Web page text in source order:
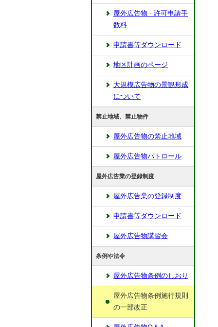
屋外広告物 - 許可申請手
数料
申請書等ダウンロード
地区計画のページ
大規模広告物の景観形成
について
禁止地域、禁止物件
屋外広告物の禁止地域
屋外広告物パトロール
屋外広告業の登録制度
屋外広告業の登録制度
申請書等ダウンロード
屋外広告物講習会
条例や法令
屋外広告物条例のしおり
屋外広告物条例施行規則
の一部改正